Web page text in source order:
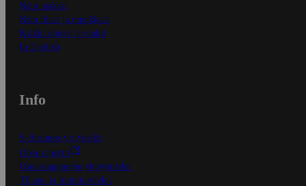
Näin maksat
Näin tilaat ja muokkaat
Kaikki ohjeet ja vinkit
In English
Info
S-Business yrityksille
Oiva-raportit
Osuuskauppojen yhteystiedot
Tilaus- ja toimitusehdot